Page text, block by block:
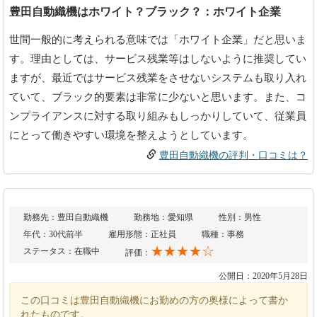
豊田自動織機はホワイト？ブラック？：ホワイト企業
世間一般的に考えられる意味では「ホワイト企業」だと思いま
す。理由としては、サービス残業等はしないように推奨してい
ますが、最近ではサービス残業をさせないシステムも取り入れ
ていて、ブラック的要素は非常に少ないと思います。また、コ
ンプライアンスに対する取り組みもしっかりしていて、従業員
にとって働きやすい環境を整えようとしています。
豊田自動織機の評判・口コミは？
勤務先：豊田自動織機 勤務地：愛知県
性別：男性
年代：30代前半
雇用形態：正社員
職種：事務
ステータス：在職中
評価： ★★★★☆
公開日：2020年5月28日
この口コミは豊田自動織機にお勤めの方の奥様によって書か
れたものです。